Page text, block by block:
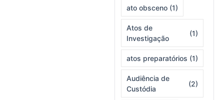
ato obsceno (1)
Atos de
Investigação
(1)
atos preparatórios (1)
Audiência de
Custódia
(2)